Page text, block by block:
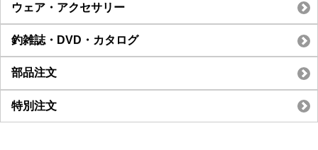
ウェア・アクセサリー
釣雑誌・DVD・カタログ
部品注文
特別注文